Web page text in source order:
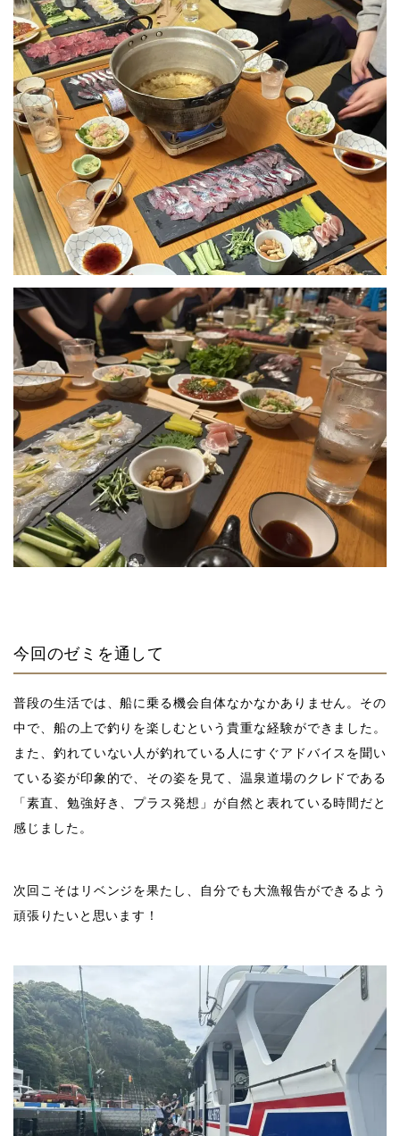
今回のゼミを通して
普段の生活では、船に乗る機会自体なかなかありません。その
中で、船の上で釣りを楽しむという貴重な経験ができました。
また、釣れていない人が釣れている人にすぐアドバイスを聞い
ている姿が印象的で、その姿を見て、温泉道場のクレドである
「素直、勉強好き、プラス発想」が自然と表れている時間だと
感じました。
次回こそはリベンジを果たし、自分でも大漁報告ができるよう
頑張りたいと思います！